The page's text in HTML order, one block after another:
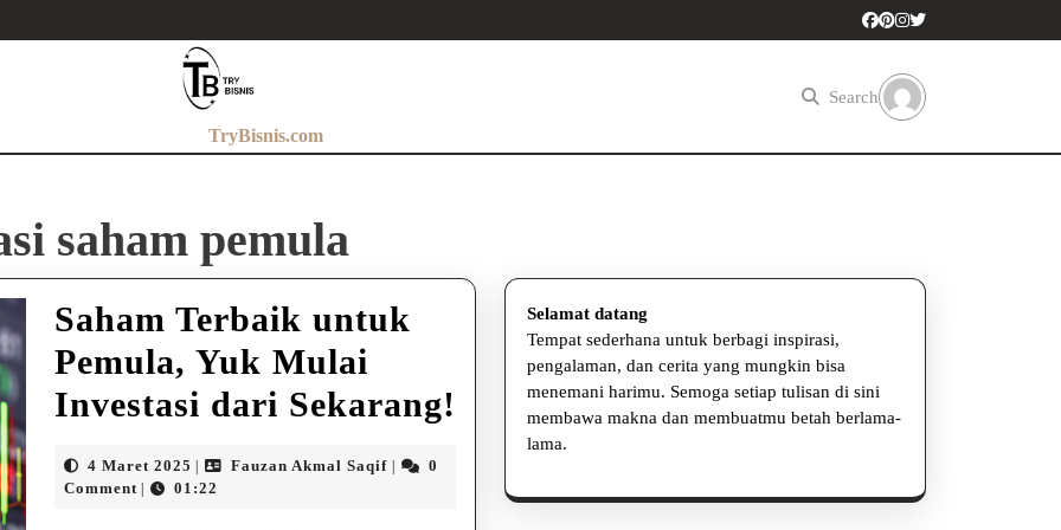
TryBisnis.com
Search
saham pemula
Saham Terbaik untuk
Pemula, Yuk Mulai
Investasi dari Sekarang! Saham
Terbaik
untuk
4 Maret 2025 4
Maret
Fauzan Akmal SaqifFauzan
0
Comment
01:22
Selamat datang
Tempat sederhana untuk berbagi inspirasi,
pengalaman, dan cerita yang mungkin bisa
menemani harimu. Semoga setiap tulisan di sini
membawa makna dan membuatmu betah berlama-
lama.